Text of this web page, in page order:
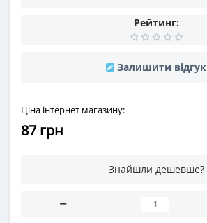
Рейтинг:
Залишити відгук
Ціна інтернет магазину:
87 грн
Знайшли дешевше?